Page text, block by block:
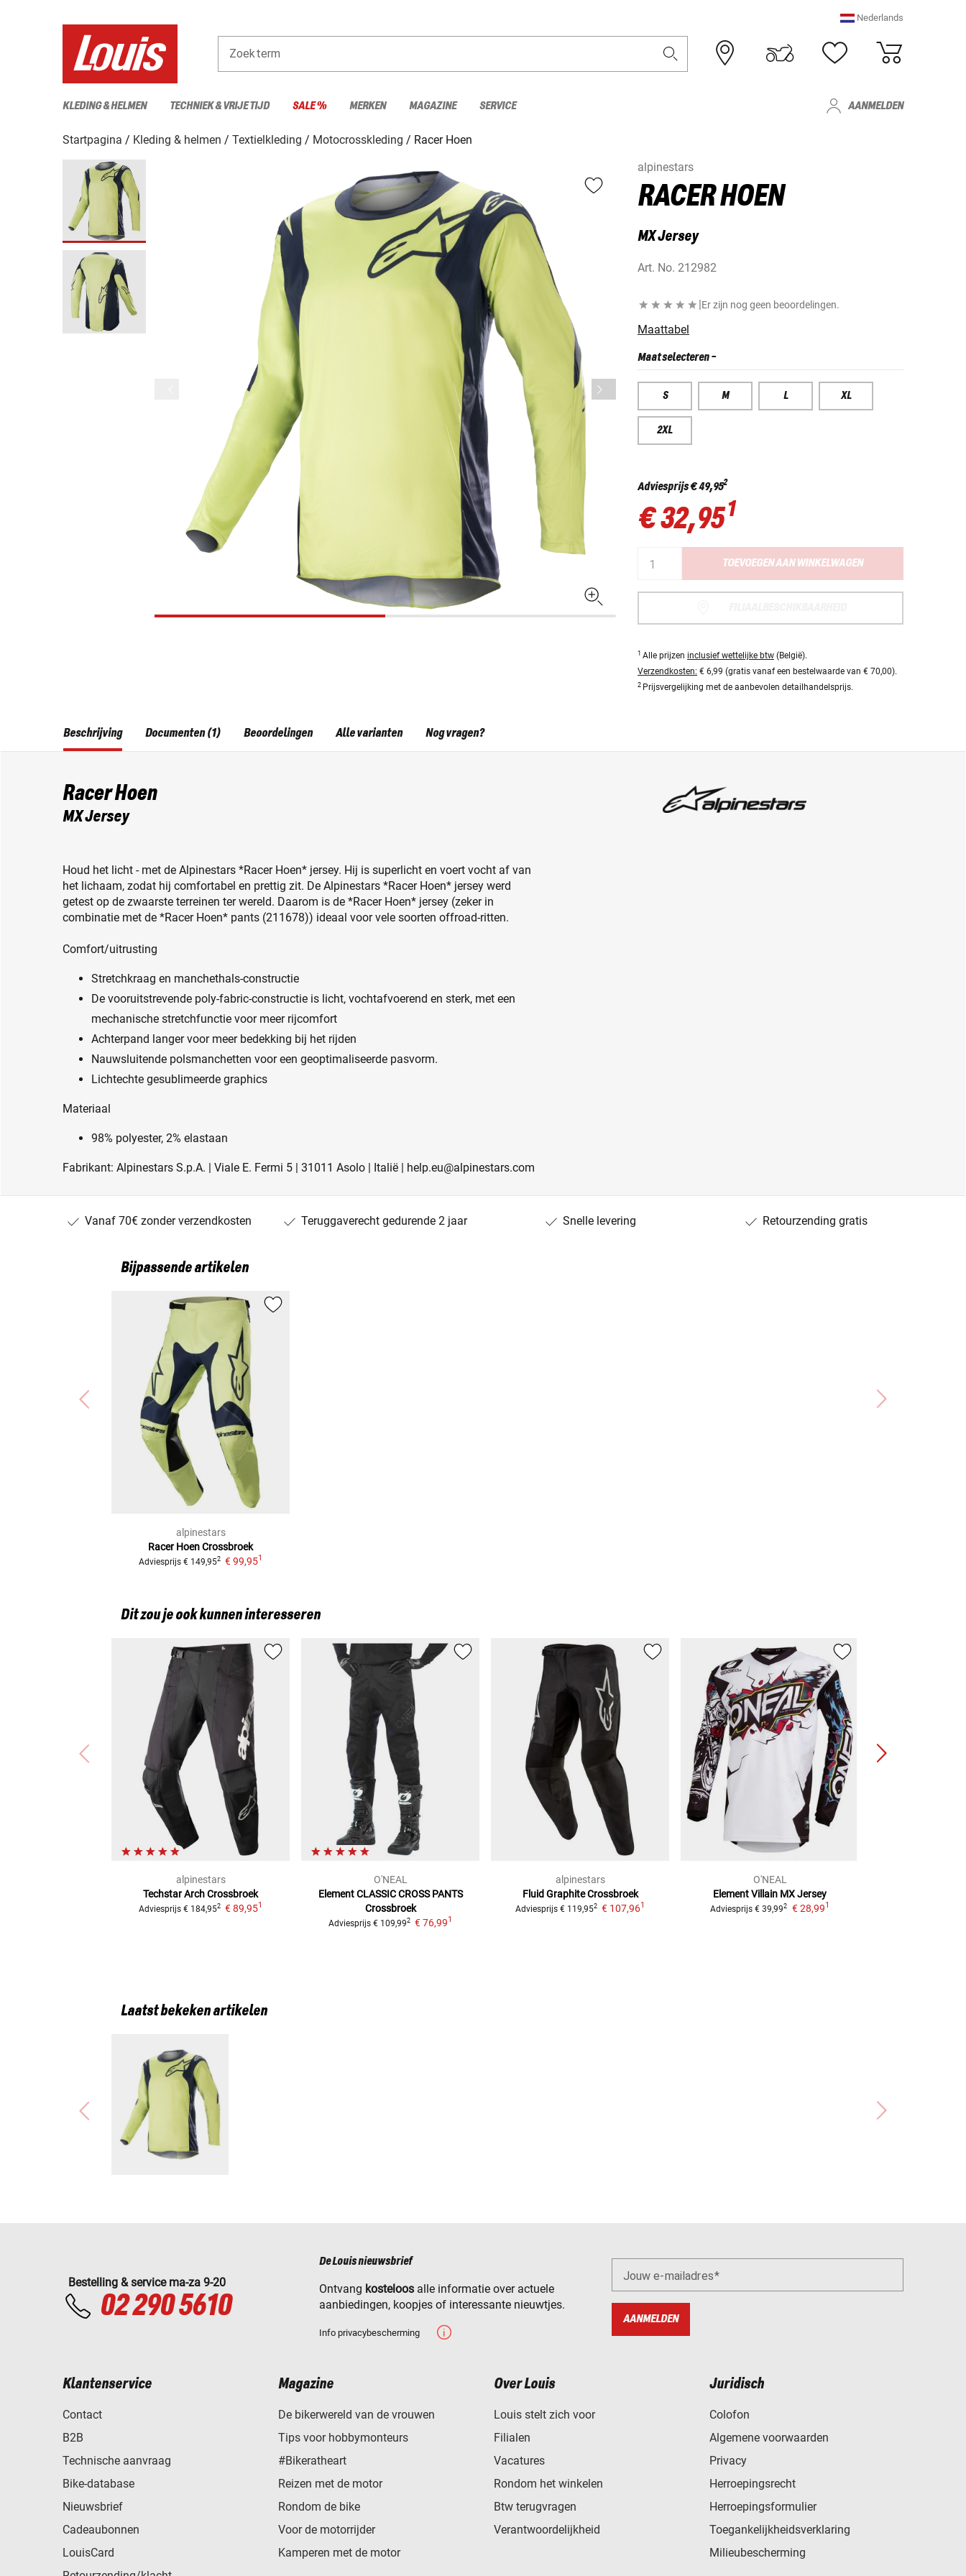
Nederlands
Zoekterm
KLEDING & HELMEN TECHNIEK & VRIJE TIJD SALE % MERKEN MAGAZINE SERVICE AANMELDEN
Startpagina Kleding & helmen Textielkleding Motocrosskleding
Racer Hoen
alpinestars
RACER HOEN
MX Jersey
Art. No. 212982
|Er zijn nog geen beoordelingen.
Maattabel
Maat selecteren-
S M L XL
2XL
Adviesprijs€ 49,952
€ 32,951
TOEVOEGEN AAN WINKELWAGEN
1 Alle prijzen inclusief wettelijke btw (België).
Verzendkosten: € 6,99 (gratis vanaf een bestelwaarde van € 70,00).
2 Prijsvergelijking met de aanbevolen detailhandelsprijs.
Beschrijving
Racer Hoen
MX Jersey
Houd het licht - met de Alpinestars *Racer Hoen* jersey. Hij is superlicht en voert vocht af van
het lichaam, zodat hij comfortabel en prettig zit. De Alpinestars *Racer Hoen* jersey werd
getest op de zwaarste terreinen ter wereld. Daarom is de *Racer Hoen* jersey (zeker in
combinatie met de *Racer Hoen* pants (211678)) ideaal voor vele soorten offroad-ritten.
Comfort/uitrusting
Stretchkraag en manchethals-constructie
De vooruitstrevende poly-fabric-constructie is licht, vochtafvoerend en sterk, met een
mechanische stretchfunctie voor meer rijcomfort
Achterpand langer voor meer bedekking bij het rijden
Nauwsluitende polsmanchetten voor een geoptimaliseerde pasvorm.
Lichtechte gesublimeerde graphics
Materiaal
98% polyester, 2% elastaan
Fabrikant: Alpinestars S.p.A. | Viale E. Fermi 5 | 31011 Asolo | Italië | help.eu@alpinestars.com
Documenten (1) Beoordelingen Alle varianten Nog vragen?
Vanaf 70€ zonder verzendkosten Teruggaverecht gedurende 2 jaar Snelle levering Retourzending gratis
Bijpassende artikelen
alpinestars
Racer HoenCrossbroek
Adviesprijs € 149,952 € 99,951
Dit zou je ook kunnen interesseren
alpinestars
Techstar Arch Crossbroek
Adviesprijs € 184,952 € 89,951
O'NEAL
Element CLASSIC CROSS PANTS
Crossbroek
Adviesprijs € 109,992 € 76,991
alpinestars
Fluid Graphite Crossbroek
Adviesprijs € 119,952 € 107,961
O'NEAL
Element Villain MX Jersey
Adviesprijs € 39,992 € 28,991
Laatst bekeken artikelen
Bestelling & service ma-za 9-20
02 290 5610
De Louis nieuwsbrief
Ontvang kosteloos alle informatie over actuele
aanbiedingen, koopjes of interessante nieuwtjes.
Info privacybescherming
Jouw e-mailadres
AANMELDEN
Klantenservice
Contact
B2B
Technische aanvraag
Bike-database
Nieuwsbrief
Cadeaubonnen
LouisCard
Magazine
De bikerwereld van de vrouwen
Tips voor hobbymonteurs
#Bikeratheart
Reizen met de motor
Rondom de bike
Voor de motorrijder
Kamperen met de motor
Over Louis
Louis stelt zich voor
Filialen
Vacatures
Rondom het winkelen
Btw terugvragen
Verantwoordelijkheid
Juridisch
Colofon
Algemene voorwaarden
Privacy
Herroepingsrecht
Herroepingsformulier
Toegankelijkheidsverklaring
Milieubescherming